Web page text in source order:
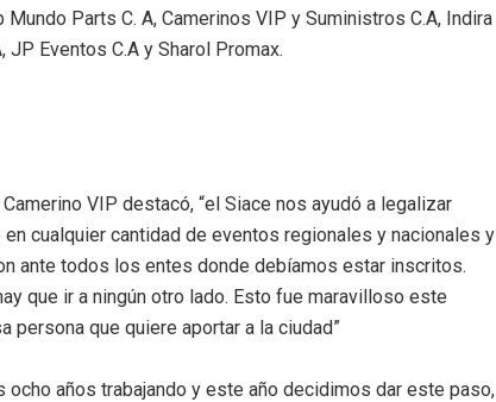
Parts C. A, Camerinos VIP y Suministros C.A, Indira
JP Eventos C.A y Sharol Promax.
VIP destacó, “el Siace nos ayudó a legalizar
cualquier cantidad de eventos regionales y nacionales y
ante todos los entes donde debíamos estar inscritos.
que ir a ningún otro lado. Esto fue maravilloso este
persona que quiere aportar a la ciudad”
ocho años trabajando y este año decidimos dar este paso,